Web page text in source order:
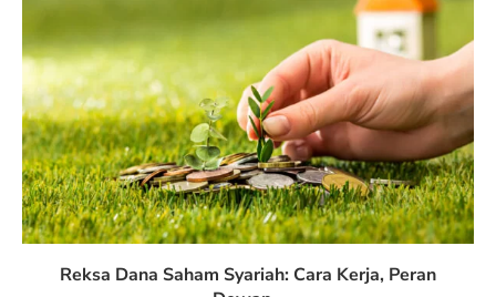
Reksa Dana Saham Syariah: Cara Kerja, Peran